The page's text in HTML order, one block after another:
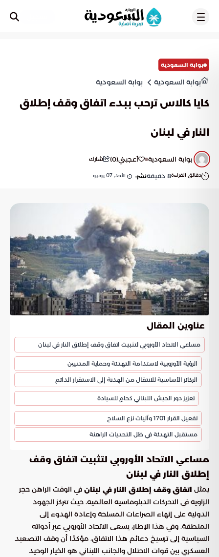
بوابة السعودية
بوابة السعودية بوابة السعودية
كايا كالاس ترحب ببدء اتفاق وقف إطلاق
النار في لبنان
بوابة السعودية أعجبني(
0
) شارك
دقائق القراءة8 دقيقةنشر: الأحد, 07 يونيو
عناوين المقال
مساعي الاتحاد الأوروبي لتثبيت اتفاق وقف إطلاق النار في لبنان
الرؤية الأوروبية لاستدامة التهدئة وحماية المدنيين
الركائز الأساسية للانتقال من الهدنة إلى الاستقرار الدائم
تعزيز دور الجيش اللبناني كحامٍ للسيادة
تفعيل القرار 1701 وآليات نزع السلاح
مستقبل التهدئة في ظل التحديات الراهنة
مساعي الاتحاد الأوروبي لتثبيت اتفاق وقف
إطلاق النار في لبنان
يمثل اتفاق وقف إطلاق النار في لبنان في الوقت الراهن حجر
الزاوية في التحركات الدبلوماسية العالمية، حيث تتركز الجهود
الدولية على إنهاء الصراعات المسلحة وإعادة الهدوء إلى
المنطقة. وفي هذا الإطار، يسعى الاتحاد الأوروبي عبر أدواته
السياسية إلى ترسيخ دعائم هذا الاتفاق، مؤكدًا أن وقف التصعيد
العسكري بين قوات الاحتلال والجانب اللبناني هو الخيار الوحيد